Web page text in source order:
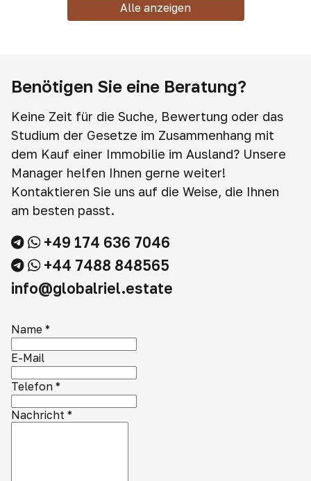
Alle anzeigen
Benötigen Sie eine Beratung?
Keine Zeit für die Suche, Bewertung oder das
Studium der Gesetze im Zusammenhang mit
dem Kauf einer Immobilie im Ausland? Unsere
Manager helfen Ihnen gerne weiter!
Kontaktieren Sie uns auf die Weise, die Ihnen
am besten passt.
+49 174 636 7046
+44 7488 848565
info@globalriel.estate
Name *
E-Mail
Telefon *
Nachricht *